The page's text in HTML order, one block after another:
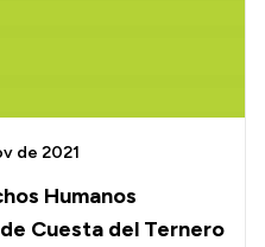
Humanos
Cuesta del Ternero
de 2021